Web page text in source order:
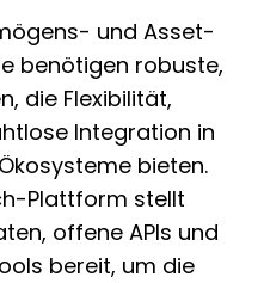
und Asset-
benötigen robuste,
die Flexibilität,
Integration in
bieten.
Plattform stellt
offene APIs und
bereit, um die